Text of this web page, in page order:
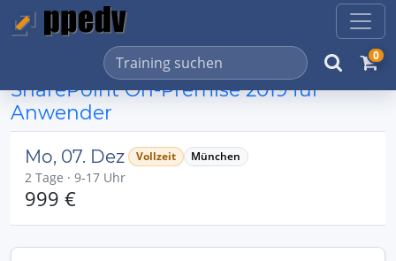
0
SharePoint On-Premise 2019 für
Anwender
Mo, 07. Dez Vollzeit München
2 Tage · 9-17 Uhr
999 €